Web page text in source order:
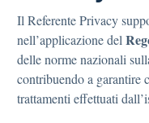
Il Referente Privacy
nell’applicazione del
delle norme nazionali
contribuendo a garantire
trattamenti effettuati